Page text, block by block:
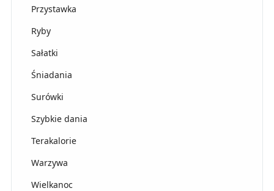
Przystawka
Ryby
Sałatki
Śniadania
Surówki
Szybkie dania
Terakalorie
Warzywa
Wielkanoc